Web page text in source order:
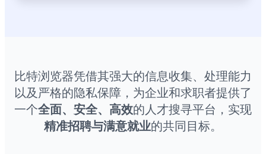
比特浏览器凭借其强大的信息收集、处理能力
以及严格的隐私保障，为企业和求职者提供了
一个全面、安全、高效的人才搜寻平台，实现
精准招聘与满意就业的共同目标。